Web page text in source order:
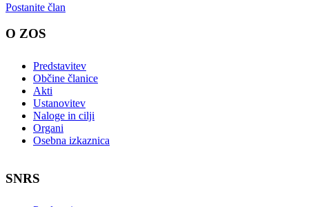
Postanite član
O ZOS
Predstavitev
Občine članice
Akti
Ustanovitev
Naloge in cilji
Organi
Osebna izkaznica
SNRS